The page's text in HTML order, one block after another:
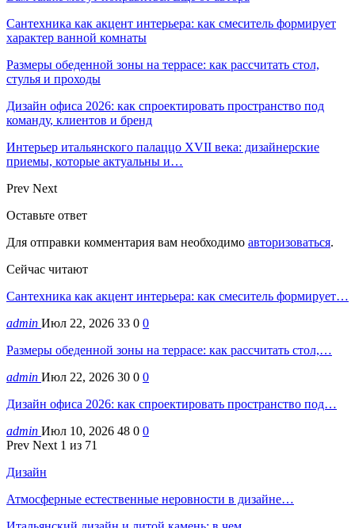
Сантехника как акцент интерьера: как смеситель формирует
характер ванной комнаты
Размеры обеденной зоны на террасе: как рассчитать стол,
стулья и проходы
Дизайн офиса 2026: как спроектировать пространство под
команду, клиентов и бренд
Интерьер итальянского палаццо XVII века: дизайнерские
приемы, которые актуальны и…
Prev Next
Оставьте ответ
Для отправки комментария вам необходимо авторизоваться.
Сейчас читают
Сантехника как акцент интерьера: как смеситель формирует…
admin Июл 22, 2026 33 0 0
Размеры обеденной зоны на террасе: как рассчитать стол,…
admin Июл 22, 2026 30 0 0
Дизайн офиса 2026: как спроектировать пространство под…
admin Июл 10, 2026 48 0 0
Prev Next 1 из 71
Дизайн
Атмосферные естественные неровности в дизайне…